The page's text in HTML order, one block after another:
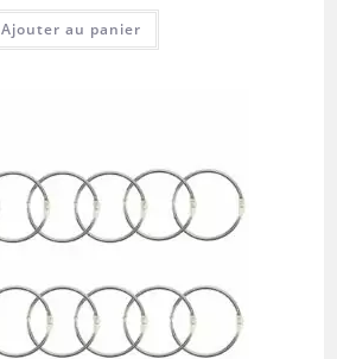
Ajouter au panier